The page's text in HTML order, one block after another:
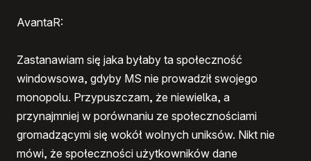
AvantaR:
Zastanawiam się jaka byłaby ta społeczność
windowsowa, gdyby MS nie prowadził swojego
monopolu. Przypuszczam, że niewielka, a
przynajmniej w porównaniu ze społecznościami
gromadzącymi się wokół wolnych uniksów. Nikt nie
mówi, że społeczności użytkowników dane